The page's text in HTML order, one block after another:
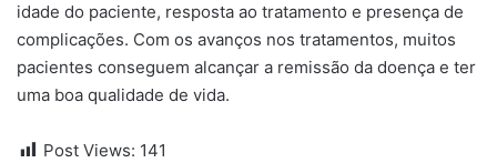
idade do paciente, resposta ao tratamento e presença de
complicações. Com os avanços nos tratamentos, muitos
pacientes conseguem alcançar a remissão da doença e ter
uma boa qualidade de vida.
Post Views: 141